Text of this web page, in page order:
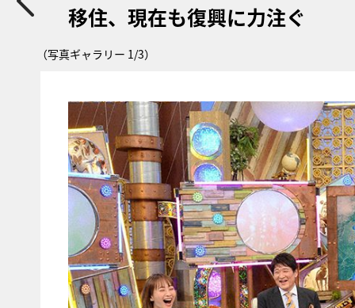
移住、現在も復興に力注ぐ
（写真ギャラリー 1/3）